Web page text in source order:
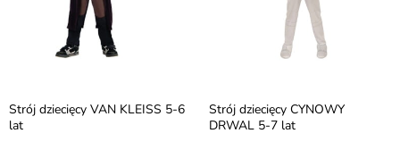
Strój dziecięcy VAN KLEISS 5-6
lat
Strój dziecięcy CYNOWY
DRWAL 5-7 lat